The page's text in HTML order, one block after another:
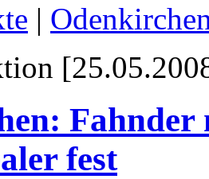
|
Fahnder
fest